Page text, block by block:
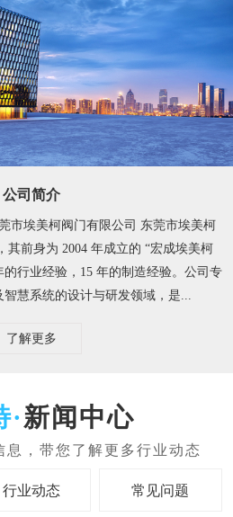
公司简介
市埃美柯阀门有限公司 东莞市埃美柯
其前身为 2004 年成立的 “宏成埃美柯
行业经验，15 年的制造经验。​ 公司专
慧系统的设计与研发领域，是...
了解更多
新闻中心
行业动态 常见问题